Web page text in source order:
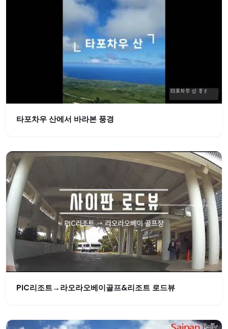
타포차우 산에서 바라본 풍경
PIC리조트→라오라오베이골프&리조트 로드뷰